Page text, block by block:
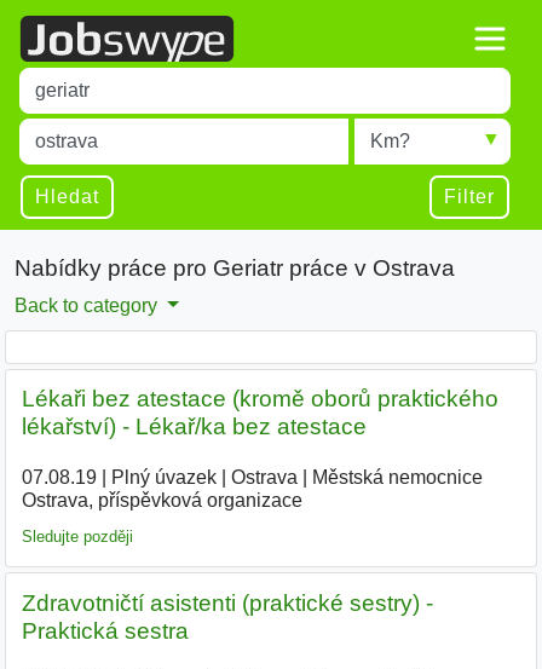
Title
Type 1 or more characters for results.
Místo
Type 1 or more characters for results.
Radius
Hledat Filter
Nabídky práce pro Geriatr práce v Ostrava
Back to category
Lékaři bez atestace (kromě oborů praktického
lékařství) - Lékař/ka bez atestace
07.08.19| Plný úvazek| Ostrava
Městská nemocnice
Ostrava, příspěvková organizace|
Sledujte později
Zdravotničtí asistenti (praktické sestry) -
Praktická sestra